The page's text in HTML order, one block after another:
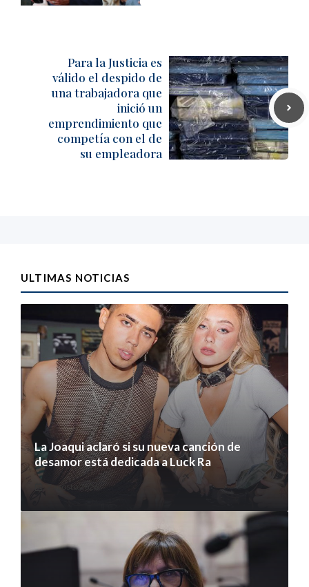
Para la Justicia es
válido el despido de
una trabajadora que
inició un
emprendimiento que
competía con el de
su empleadora
ULTIMAS NOTICIAS
La Joaqui aclaró si su nueva canción de
desamor está dedicada a Luck Ra
7 agosto 2026